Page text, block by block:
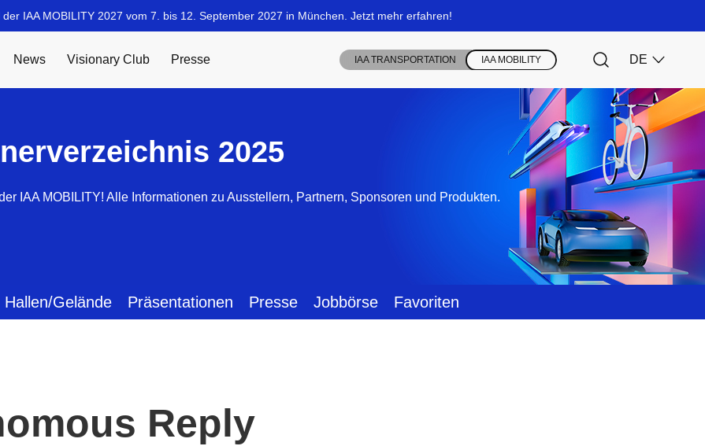
2025
IAA MOBILITY! Alle Informationen zu Ausstellern, Partnern, Sponsoren und Produkten.
Hallen/Gelände Präsentationen Presse Jobbörse Favoriten
Reply